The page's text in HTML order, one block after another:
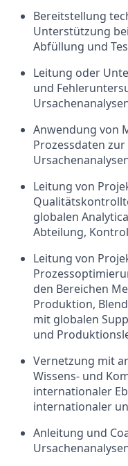
Bereitstellung
Unterstützung
Abfüllung und
Leitung oder
und
Anwendung von
Prozessdaten
Leitung von
globalen
Abteilung,
Leitung von
den Bereichen
Produktion,
mit globalen
und
Vernetzung mit
Wissens- und
internationaler
internationaler
Anleitung und